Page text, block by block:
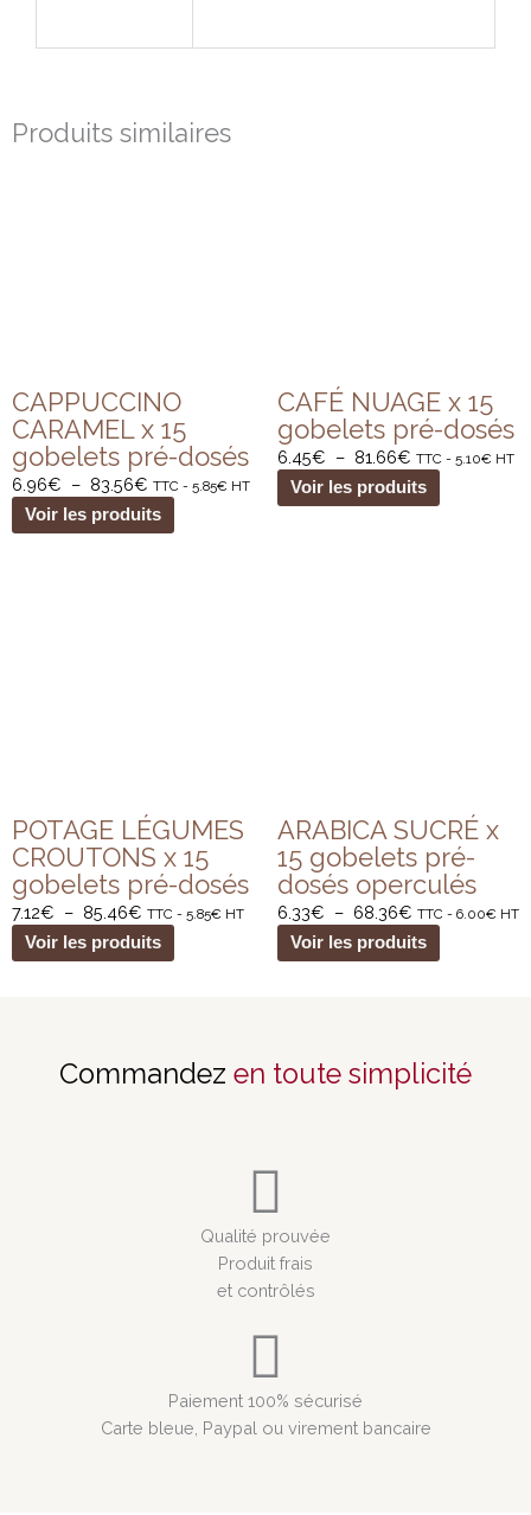
Produits similaires
CAPPUCCINO
CARAMEL x 15
gobelets pré-dosés
6.96€ – 83.56€ TTC - 5.85€ HT
Voir les produits
CAFÉ NUAGE x 15
gobelets pré-dosés
6.45€ – 81.66€ TTC - 5.10€ HT
Voir les produits
POTAGE LÉGUMES
CROUTONS x 15
gobelets pré-dosés
7.12€ – 85.46€ TTC - 5.85€ HT
Voir les produits
ARABICA SUCRÉ x
15 gobelets pré-
dosés operculés
6.33€ – 68.36€ TTC - 6.00€ HT
Voir les produits
Commandez en toute simplicité
Qualité prouvée
Produit frais
et contrôlés
Paiement 100% sécurisé
Carte bleue, Paypal ou virement bancaire